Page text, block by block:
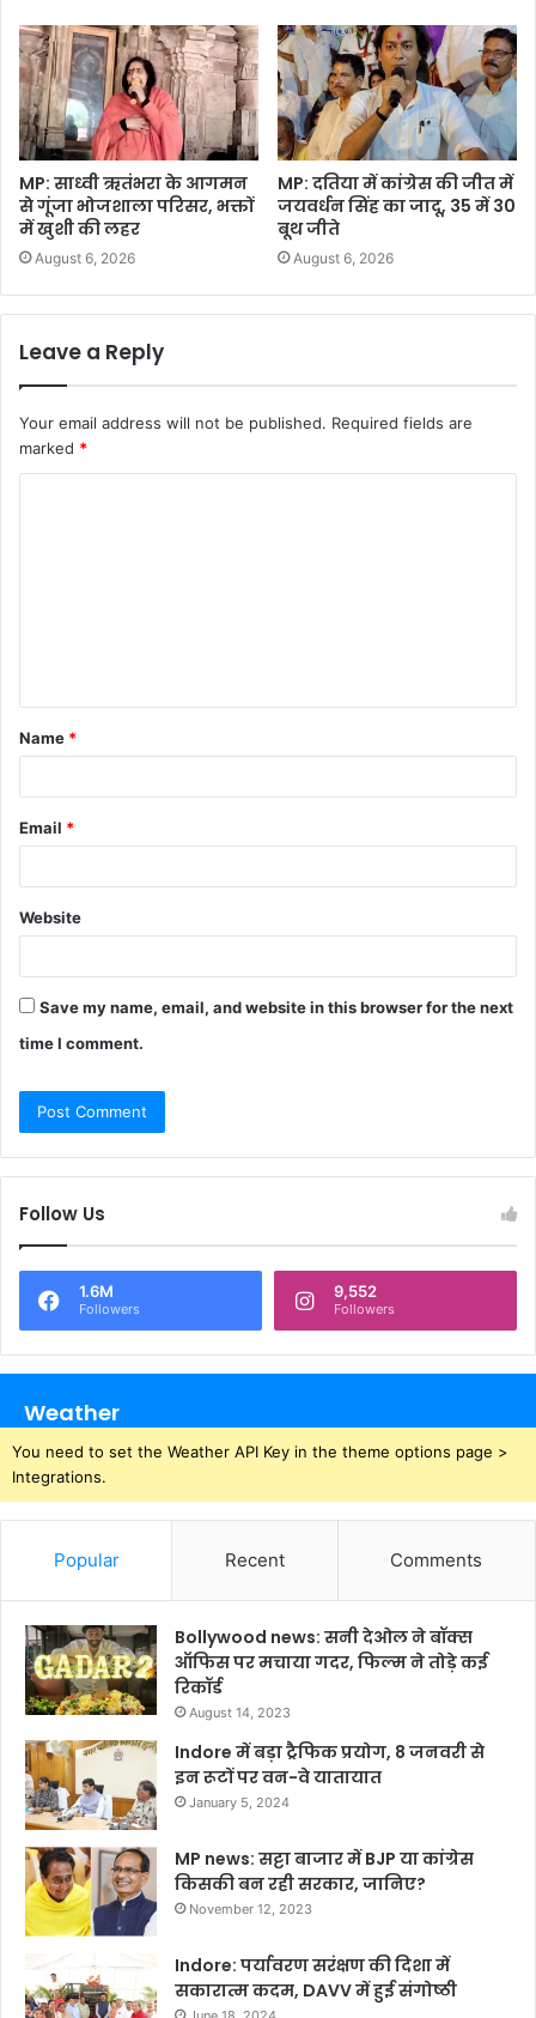
MP: साध्वी ऋतंभरा के आगमन
से गूंजा भोजशाला परिसर, भक्तों
में खुशी की लहर
August 6, 2026
MP: दतिया में कांग्रेस की जीत में
जयवर्धन सिंह का जादू, 35 में 30
बूथ जीते
August 6, 2026
Leave a Reply
Your email address will not be published. Required fields are
marked *
t
*
Name *
Email *
Website
Save my name, email, and website in this browser for the next
time I comment.
Follow Us
1.6M
Followers
9,552
Followers
Weather
You need to set the Weather API Key in the theme options page >
Integrations.
Popular Recent Comments
Bollywood news: सनी देओल ने बॉक्स
ऑफिस पर मचाया गदर, फिल्म ने तोड़े कई
रिकॉर्ड
August 14, 2023
Indore में बड़ा ट्रैफिक प्रयोग, 8 जनवरी से
इन रूटों पर वन-वे यातायात
January 5, 2024
MP news: सट्टा बाजार में BJP या कांग्रेस
किसकी बन रही सरकार, जानिए?
November 12, 2023
Indore: पर्यावरण सरंक्षण की दिशा में
सकारात्म कदम, DAVV में हुई संगोष्ठी